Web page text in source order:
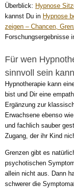
Überblick: Hypnose
kannst Du in Hypnose
zeigen – Chancen,
Forschungsergebnisse
Für wen
sinnvoll sein
Hypnotherapie kann
bist und Dir eine
Ergänzung zur
Erwachsene ebenso
und fachlich sauber
Zugang, der ihr Kind
Grenzen gibt es
psychotischen
allein nicht aus. Dann
schwerer die